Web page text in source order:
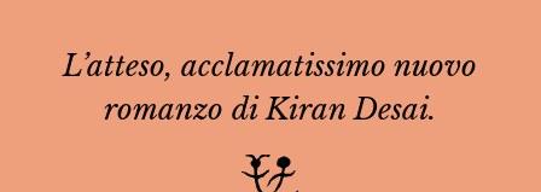
L’atteso, acclamatissimo nuovo
romanzo di Kiran Desai.